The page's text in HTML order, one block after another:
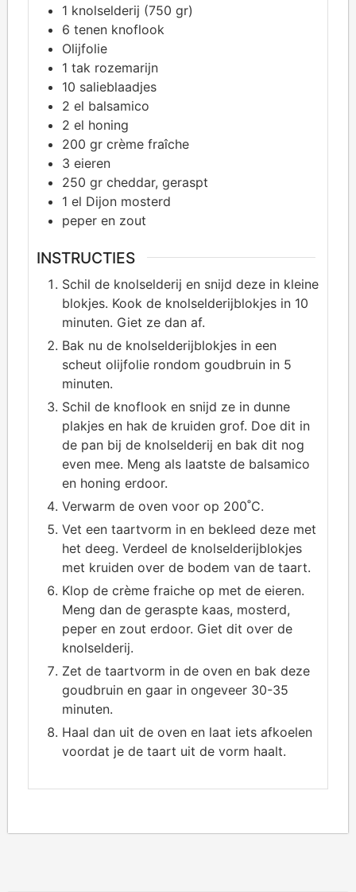
1 knolselderij (750 gr)
6 tenen knoflook
Olijfolie
1 tak rozemarijn
10 salieblaadjes
2 el balsamico
2 el honing
200 gr crème fraîche
3 eieren
250 gr cheddar, geraspt
1 el Dijon mosterd
peper en zout
INSTRUCTIES
Schil de knolselderij en snijd deze in kleine
blokjes. Kook de knolselderijblokjes in 10
minuten. Giet ze dan af.
Bak nu de knolselderijblokjes in een
scheut olijfolie rondom goudbruin in 5
minuten.
Schil de knoflook en snijd ze in dunne
plakjes en hak de kruiden grof. Doe dit in
de pan bij de knolselderij en bak dit nog
even mee. Meng als laatste de balsamico
en honing erdoor.
Verwarm de oven voor op 200˚C.
Vet een taartvorm in en bekleed deze met
het deeg. Verdeel de knolselderijblokjes
met kruiden over de bodem van de taart.
Klop de crème fraiche op met de eieren.
Meng dan de geraspte kaas, mosterd,
peper en zout erdoor. Giet dit over de
knolselderij.
Zet de taartvorm in de oven en bak deze
goudbruin en gaar in ongeveer 30-35
minuten.
Haal dan uit de oven en laat iets afkoelen
voordat je de taart uit de vorm haalt.